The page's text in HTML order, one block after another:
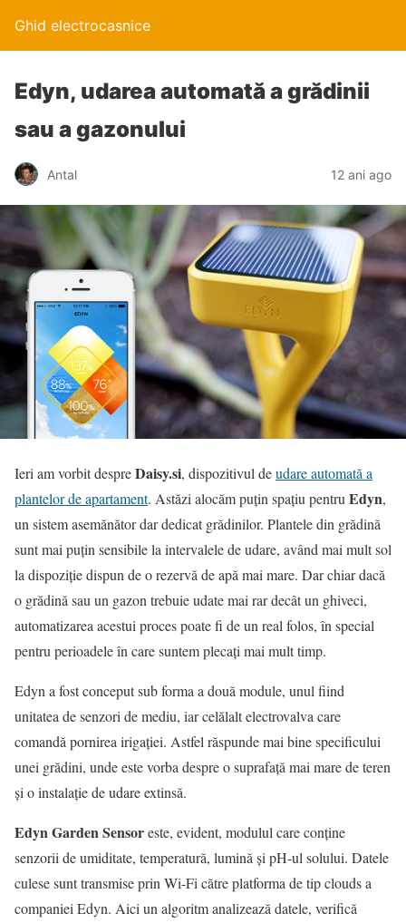
Ghid electrocasnice
Edyn, udarea automată a grădinii
sau a gazonului
Antal 12 ani ago
Ieri am vorbit despreDaisy.si, dispozitivul deudare automată a
plantelor de apartament. Astăzi alocăm puţin spaţiu pentruEdyn,
un sistem asemănător dar dedicat grădinilor. Plantele din grădină
sunt mai puţin sensibile la intervalele de udare, având mai mult sol
la dispoziţie dispun de o rezervă de apă mai mare. Dar chiar dacă
o grădină sau un gazon trebuie udate mai rar decât un ghiveci,
automatizarea acestui proces poate fi de un real folos, în special
pentru perioadele în care suntem plecaţi mai mult timp.
Edyn a fost conceput sub forma a două module, unul fiind
unitatea de senzori de mediu, iar celălalt electrovalva care
comandă pornirea irigaţiei. Astfel răspunde mai bine specificului
unei grădini, unde este vorba despre o suprafaţă mai mare de teren
şi o instalaţie de udare extinsă.
Edyn Garden Sensoreste, evident, modulul care conţine
senzorii de umiditate, temperatură, lumină şi pH-ul solului. Datele
culese sunt transmise prin Wi-Fi către platforma de tip clouds a
companiei Edyn. Aici un algoritm analizează datele, verifică